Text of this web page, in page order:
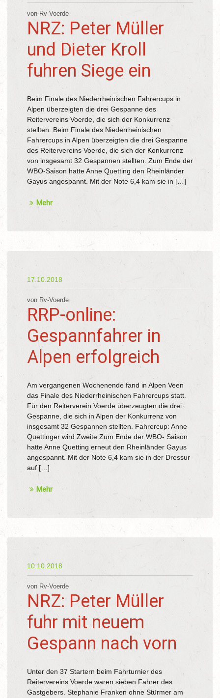
von Rv-Voerde
NRZ: Peter Müller
und Dieter Kroll
fuhren Siege ein
Beim Finale des Niederrheinischen Fahrercups in
Alpen überzeigten die drei Gespanne des
Reitervereins Voerde, die sich der Konkurrenz
stellten. Beim Finale des Niederrheinischen
Fahrercups in Alpen überzeigten die drei Gespanne
des Reitervereins Voerde, die sich der Konkurrenz
von insgesamt 32 Gespannen stellten. Zum Ende der
WBO-Saison hatte Anne Quetting den Rheinländer
Gayus angespannt. Mit der Note 6,4 kam sie in […]
Mehr
17.10.2018
von Rv-Voerde
RRP-online:
Gespannfahrer in
Alpen erfolgreich
Am vergangenen Wochenende fand in Alpen Veen
das Finale des Niederrheinischen Fahrercups statt.
Für den Reiterverein Voerde überzeugten die drei
Gespanne, die sich in Alpen der Konkurrenz von
insgesamt 32 Gespannen stellten. Fahrercup: Anne
Quettinger wird Zweite Zum Ende der WBO- Saison
hatte Anne Quetting erneut den Rheinländer Gayus
angespannt. Mit der Note 6,4 kam sie in der Dressur
auf […]
Mehr
10.10.2018
von Rv-Voerde
NRZ: Peter Müller
fuhr mit neuem
Gespann nach vorn
Unter den 37 Startern beim Fahrturnier des
Reitervereins Voerde waren sieben Fahrer des
Gastgebers. Stephanie Franken ohne Stürmer am